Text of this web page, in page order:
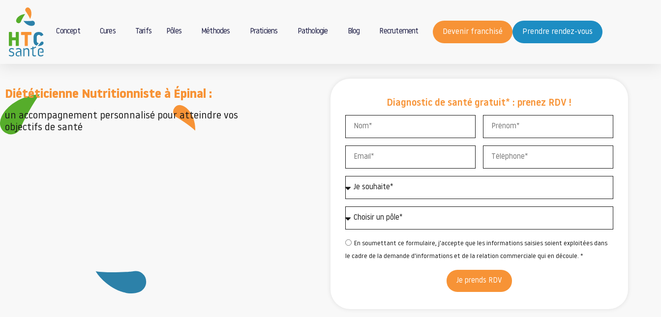
Concept Cures Tarifs Pôles Méthodes Praticiens Pathologie Blog Recrutement Devenir franchisé Prendre rendez-vous
Diététicienne Nutritionniste à Épinal :
un accompagnement personnalisé pour atteindre vos
objectifs de santé
Diagnostic de santé gratuit* : prenez RDV !
En soumettant ce formulaire, j'accepte que les informations saisies soient exploitées dans
le cadre de la demande d'informations et de la relation commerciale qui en découle. *
Je prends RDV